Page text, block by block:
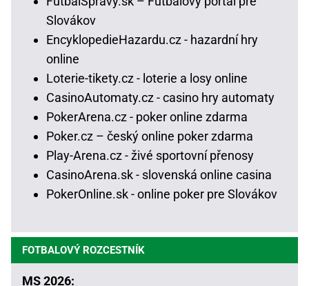
Slovákov
EncyklopedieHazardu.cz - hazardní hry
online
Loterie-tikety.cz - loterie a losy online
CasinoAutomaty.cz - casino hry automaty
PokerArena.cz - poker online zdarma
Poker.cz – český online poker zdarma
Play-Arena.cz - živé sportovní přenosy
CasinoArena.sk - slovenská online casina
PokerOnline.sk - online poker pre Slovákov
FOTBALOVÝ ROZCESTNÍK
MS 2026: